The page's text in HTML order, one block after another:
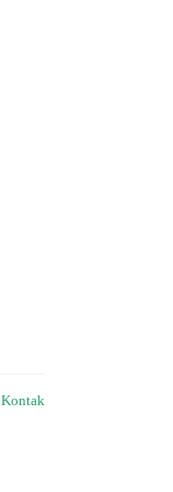
Kontak